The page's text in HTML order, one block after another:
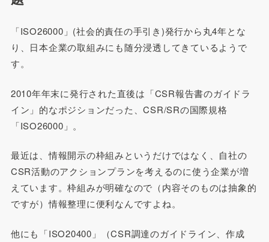
「ISO26000」(社会的責任の手引き)発行から丸4年とな
り、日本企業の取組みにも随分浸透してきているようで
す。
2010年年末に発行された直後は「CSR報告書のガイドラ
イン」的なポジションだった、CSR/SRの国際規格
「ISO26000」。
最近は、情報開示の枠組みというだけではなく、自社の
CSR活動のアクションプランを考えるのに使う企業が増
えています。枠組みが明確なので（内容そのものは抽象的
ですが）情報整理に便利なんですよね。
他にも「ISO20400」（CSR調達のガイドライン、作成